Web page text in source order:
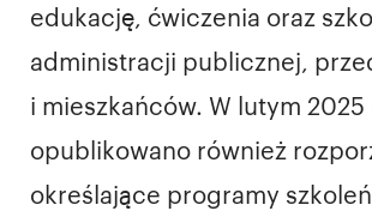
edukację, ćwiczenia oraz
administracji publicznej,
i mieszkańców. W lutym 2025
opublikowano również
określające programy